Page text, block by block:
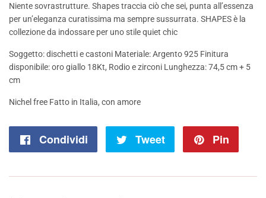
Niente sovrastrutture. Shapes traccia ciò che sei, punta all’essenza
per un’eleganza curatissima ma sempre sussurrata. SHAPES è la
collezione da indossare per uno stile quiet chic
Soggetto: dischetti e castoni Materiale: Argento 925 Finitura
disponibile: oro giallo 18Kt, Rodio e zirconi Lunghezza: 74,5 cm + 5
cm
Nichel free Fatto in Italia, con amore
Condividi
CondividiTweet
Twitta
Pin